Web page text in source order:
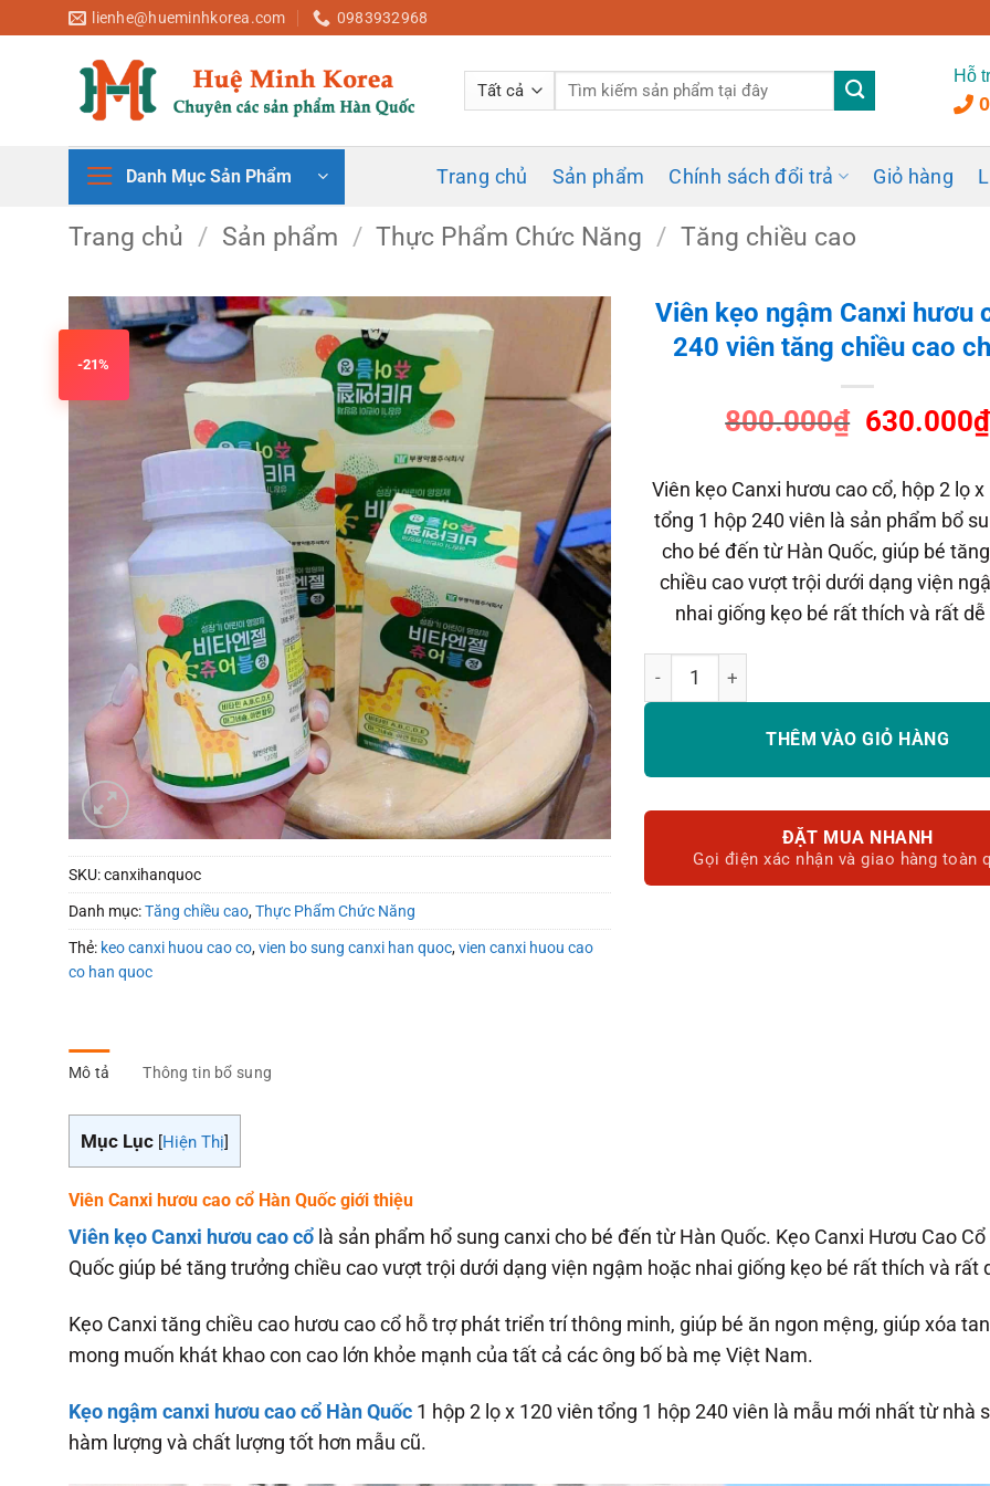
lienhe@hueminhkorea.com 0983932968
Tìm
Hỗ
Danh Mục Sản Phẩm Trang chủ Sản phẩm Chính sách đổi trả Giỏ hàng
Trang chủ / Sản phẩm / Thực Phẩm Chức Năng / Tăng chiều cao
-21%
SKU:canxihanquoc
Danh mục:Tăng chiều cao,Thực Phẩm Chức Năng
Thẻ: keo canxi huou cao co,vien bo sung canxi han quoc,vien canxi huou cao
co han quoc
Viên kẹo ngậm Canxi hươu
240 viên tăng chiều cao
800.000₫ Giá
là:
630.000₫
Viên kẹo Canxi hươu cao cổ, hộp 2 lọ
tổng 1 hộp 240 viên là sản phẩm bổ
cho bé đến từ Hàn Quốc, giúp bé
chiều cao vượt trội dưới dạng viện
nhai giống kẹo bé rất thích và rất
Viên kẹo ngậm Canxi hươu cao cổ 240
THÊM VÀO GIỎ HÀNG
ĐẶT MUA NHANH
Gọi điện xác nhận và giao hàng toàn
Mô tả Thông tin bổ sung
Mục Lục Hiện Thị
Viên Canxi hươu cao cổ Hàn Quốc giới thiệu
Viên kẹo Canxi hươu cao cổ là sản phẩm hổ sung canxi cho bé đến từ Hàn Quốc. Kẹo Canxi Hươu Cao
Quốc giúp bé tăng trưởng chiều cao vượt trội dưới dạng viện ngậm hoặc nhai giống kẹo bé rất thích và rất
Kẹo Canxi tăng chiều cao hươu cao cổ hỗ trợ phát triển trí thông minh, giúp bé ăn ngon mệng, giúp xóa
mong muốn khát khao con cao lớn khỏe mạnh của tất cả các ông bố bà mẹ Việt Nam.
Kẹo ngậm canxi hươu cao cổ Hàn Quốc 1 hộp 2 lọ x 120 viên tổng 1 hộp 240 viên là mẫu mới nhất từ nhà
hàm lượng và chất lượng tốt hơn mẫu cũ.